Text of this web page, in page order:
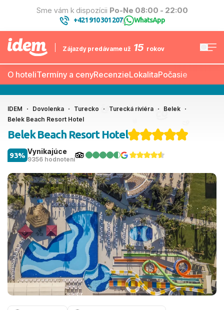
Sme vám k dispozícii Po-Ne 08:00 - 22:00
+421 910 301 207| WhatsApp
Zájazdy predávame už 15 rokov
O hoteliTermíny a cenyRecenzieLokalitaPočasie
IDEM Dovolenka Turecko Turecká riviéra
Belek
Belek Beach Resort Hotel
Belek Beach Resort Hotel
Vynikajúce
9356 hodnotení
93%